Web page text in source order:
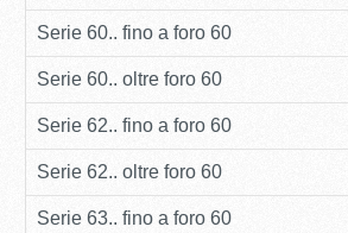
Serie 60.. fino a foro 60
Serie 60.. oltre foro 60
Serie 62.. fino a foro 60
Serie 62.. oltre foro 60
Serie 63.. fino a foro 60